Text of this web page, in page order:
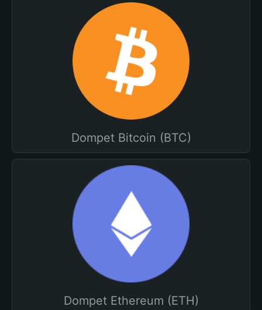
Dompet Bitcoin (BTC)
Dompet Ethereum (ETH)